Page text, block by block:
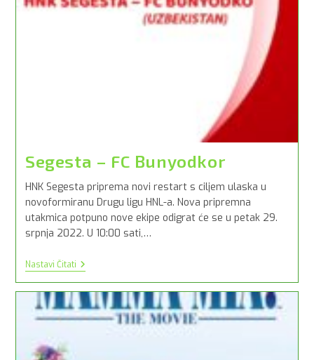
Segesta – FC Bunyodkor
HNK Segesta priprema novi restart s ciljem ulaska u
novoformiranu Drugu ligu HNL-a. Nova pripremna
utakmica potpuno nove ekipe odigrat će se u petak 29.
srpnja 2022. U 10:00 sati,…
Nastavi ČitatiSegesta
–
FC
Bunyodkor